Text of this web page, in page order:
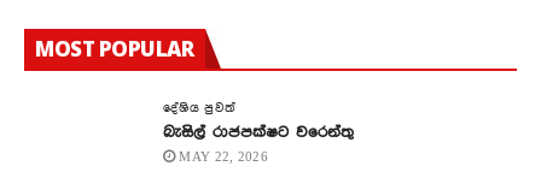
MOST POPULAR
දේශිය පුවත්
බැසිල් රාජපක්ෂට වරෙන්තු
MAY 22, 2026